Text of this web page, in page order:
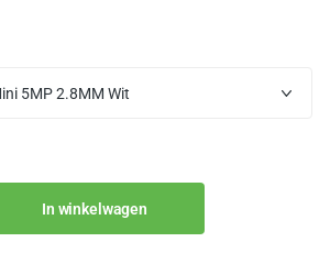
In winkelwagen